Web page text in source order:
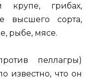
крупе, грибах,
высшего сорта,
рыбе, мясе.
пеллагры)
известно, что он